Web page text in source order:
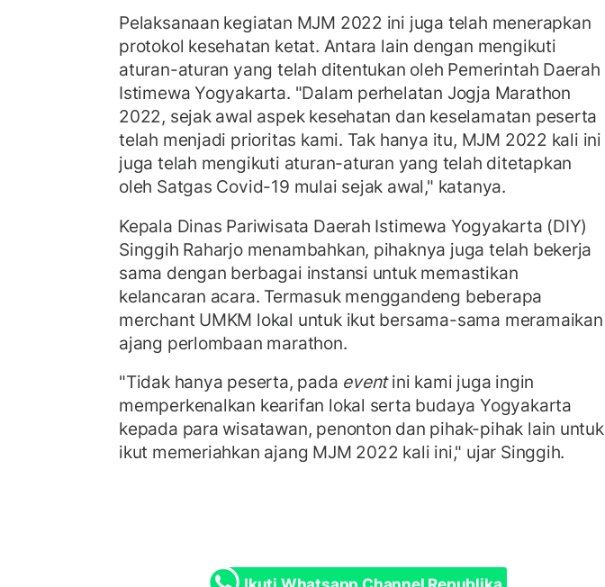
Pelaksanaan kegiatan MJM 2022 ini juga telah menerapkan
protokol kesehatan ketat. Antara lain dengan mengikuti
aturan-aturan yang telah ditentukan oleh Pemerintah Daerah
Istimewa Yogyakarta. "Dalam perhelatan Jogja Marathon
2022, sejak awal aspek kesehatan dan keselamatan peserta
telah menjadi prioritas kami. Tak hanya itu, MJM 2022 kali ini
juga telah mengikuti aturan-aturan yang telah ditetapkan
oleh Satgas Covid-19 mulai sejak awal," katanya.
Kepala Dinas Pariwisata Daerah Istimewa Yogyakarta (DIY)
Singgih Raharjo menambahkan, pihaknya juga telah bekerja
sama dengan berbagai instansi untuk memastikan
kelancaran acara. Termasuk menggandeng beberapa
merchant UMKM lokal untuk ikut bersama-sama meramaikan
ajang perlombaan marathon.
"Tidak hanya peserta, pada eventini kami juga ingin
memperkenalkan kearifan lokal serta budaya Yogyakarta
kepada para wisatawan, penonton dan pihak-pihak lain untuk
ikut memeriahkan ajang MJM 2022 kali ini," ujar Singgih.